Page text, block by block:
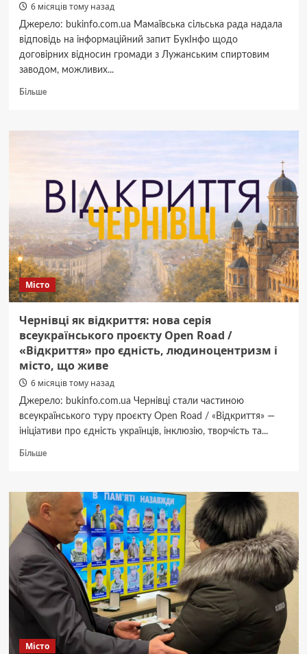
6 місяців тому назад
Джерело: bukinfo.com.ua Мамаївська сільська рада надала
відповідь на інформаційний запит БукІнфо щодо
договірних відносин громади з Лужанським спиртовим
заводом, можливих...
БільшеДокладніше
перевірки
відповіла
БукІфо
Мамаївська
громада
про
спиртзавод
Місто
Чернівці як відкриття: нова серія
всеукраїнського проєкту Open Road /
«Відкриття» про єдність, людиноцентризм і
місто, що живе
6 місяців тому назад
Джерело: bukinfo.com.ua Чернівці стали частиною
всеукраїнського туру проєкту Open Road / «Відкриття» —
ініціативи про єдність українців, інклюзію, творчість та...
БільшеДокладніше
як
відкриття:
нова
серія
всеукраїнського
проєкту
Open
Road
«Відкриття»
про
єдність,
людиноцентризм
Місто